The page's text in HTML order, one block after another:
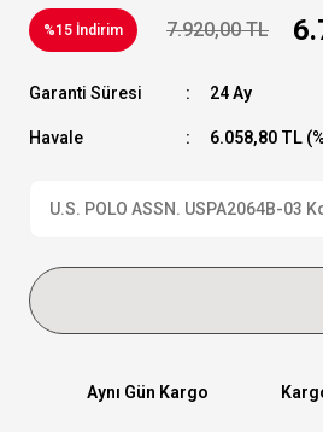
%15 İndirim 7.920,00 TL
Garanti Süresi 24 Ay
Havale 6.058,80 TL
U.S. POLO ASSN. USPA2064B-
Aynı Gün Kargo